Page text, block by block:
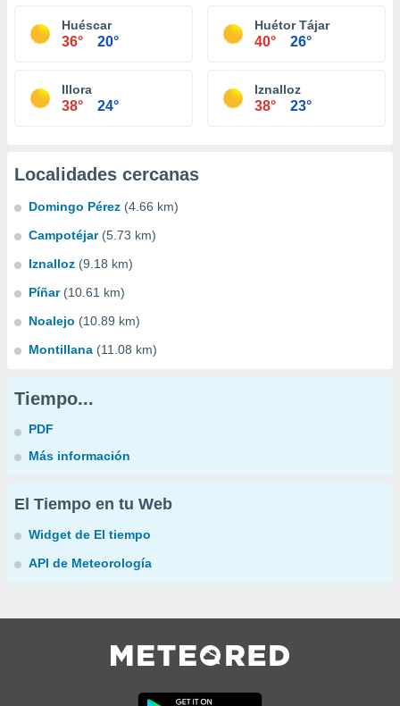
Huéscar
36° 20°
Huétor Tájar
40° 26°
Illora
38° 24°
Iznalloz
38° 23°
Localidades cercanas
Domingo Pérez (4.66 km)
Campotéjar (5.73 km)
Iznalloz (9.18 km)
Píñar (10.61 km)
Noalejo (10.89 km)
Montillana (11.08 km)
Tiempo...
PDF
Más información
El Tiempo en tu Web
Widget de El tiempo
API de Meteorología